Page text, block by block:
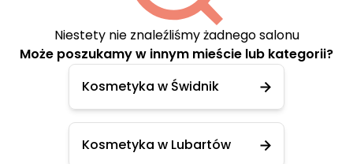
Niestety nie znaleźliśmy żadnego salonu
Może poszukamy w innym mieście lub kategorii?
Kosmetyka w Świdnik
Kosmetyka w Lubartów